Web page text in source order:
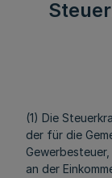
(1) Die
der für die
an der